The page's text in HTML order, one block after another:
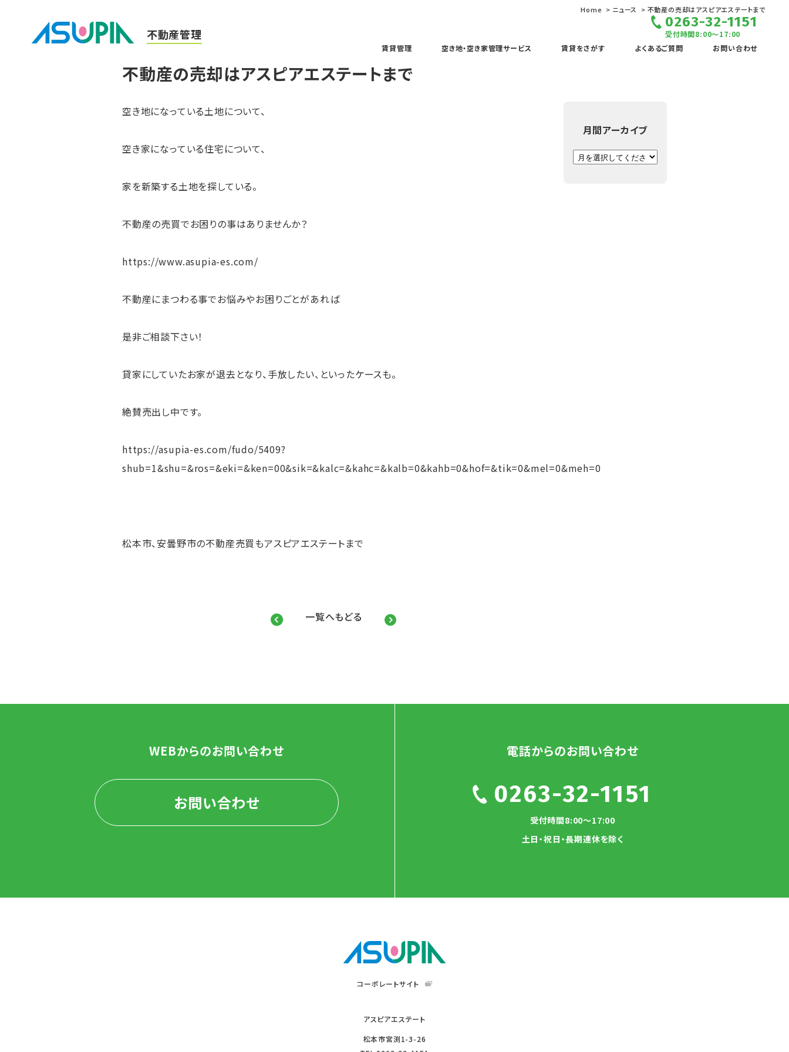
不動産管理
賃貸管理 空き地・空き家管理サービス 賃貸をさがす よくあるご質問 お問い合わせ
0263-32-1151
受付時間8:00～17:00
Home ニュース 不動産の売却はアスピアエステートまで
不動産の売却はアスピアエステートまで
空き地になっている土地について、
空き家になっている住宅について、
家を新築する土地を探している。
不動産の売買でお困りの事はありませんか？
https://www.asupia-es.com/
不動産にまつわる事でお悩みやお困りごとがあれば
是非ご相談下さい！
貸家にしていたお家が退去となり、手放したい、といったケースも。
絶賛売出し中です。
https://asupia-es.com/fudo/5409?
shub=1&shu=&ros=&eki=&ken=00&sik=&kalc=&kahc=&kalb=0&kahb=0&hof=&tik=0&mel=0&meh=0
松本市、安曇野市の不動産売買もアスピアエステートまで
一覧へもどる
月間アーカイブ
WEBからのお問い合わせ
お問い合わせ
電話からのお問い合わせ
0263-32-1151
受付時間8:00～17:00
土日・祝日・長期連休を除く
コーポレートサイト
アスピアエステート
松本市宮渕1-3-26